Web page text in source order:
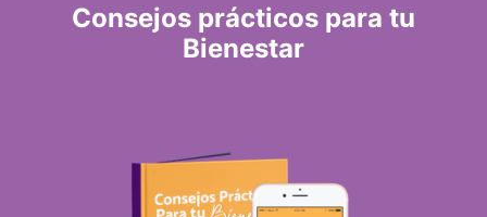
Consejos prácticos para tu
Bienestar